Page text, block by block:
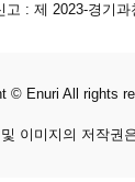
고 : 제 2023-경기
© Enuri All rights
이미지의 저작권